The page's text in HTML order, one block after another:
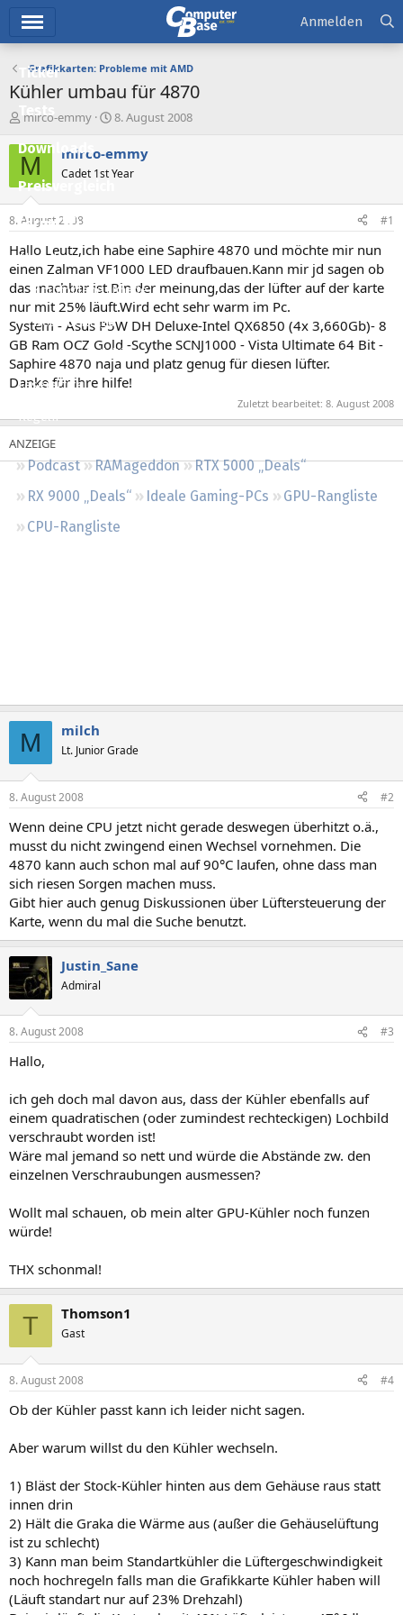
Ticker
Tests
Downloads
Preisvergleich
Forum
Aktuelles
Empfohlene Inhalte
Neue Beiträge
Neueste Aktivitäten
Leserartikel
Regeln
Podcast RAMageddon
RTX 5000 „Deals“
RX 9000 „Deals“
Ideale Gaming-PCs
GPU-Rangliste
CPU-Rangliste
Anmelden
Grafikkarten: Probleme mit AMD
Kühler umbau für 4870
E
s
t
e
l
e
r
mirco-emmy
E
s
e
t
a
m
8. August 2008
M mirco-emmy
Cadet 1st Year
8. August 2008 #1
Hallo Leutz,ich habe eine Saphire 4870 und möchte mir nun
einen Zalman VF1000 LED draufbauen.Kann mir jd sagen ob
das machbar ist.Bin der meinung,das der lüfter auf der karte
nur mit 25% läuft.Wird echt sehr warm im Pc.
System - Asus P5W DH Deluxe-Intel QX6850 (4x 3,660Gb)- 8
GB Ram OCZ Gold -Scythe SCNJ1000 - Vista Ultimate 64 Bit -
Saphire 4870 naja und platz genug für diesen lüfter.
Danke für ihre hilfe!
Zuletzt bearbeitet: 8. August 2008
M milch
Lt. Junior Grade
8. August 2008 #2
Wenn deine CPU jetzt nicht gerade deswegen überhitzt o.ä.,
musst du nicht zwingend einen Wechsel vornehmen. Die
4870 kann auch schon mal auf 90°C laufen, ohne dass man
sich riesen Sorgen machen muss.
Gibt hier auch genug Diskussionen über Lüftersteuerung der
Karte, wenn du mal die Suche benutzt.
Justin_Sane
Admiral
8. August 2008 #3
Hallo,
ich geh doch mal davon aus, dass der Kühler ebenfalls auf
einem quadratischen (oder zumindest rechteckigen) Lochbild
verschraubt worden ist!
Wäre mal jemand so nett und würde die Abstände zw. den
einzelnen Verschraubungen ausmessen?
Wollt mal schauen, ob mein alter GPU-Kühler noch funzen
würde!
THX schonmal!
T Thomson1
Gast
8. August 2008 #4
Ob der Kühler passt kann ich leider nicht sagen.
Aber warum willst du den Kühler wechseln.
1) Bläst der Stock-Kühler hinten aus dem Gehäuse raus statt
innen drin
2) Hält die Graka die Wärme aus (außer die Gehäuselüftung
ist zu schlecht)
3) Kann man beim Standartkühler die Lüftergeschwindigkeit
noch hochregeln falls man die Grafikkarte Kühler haben will
(Läuft standart nur auf 23% Drehzahl)